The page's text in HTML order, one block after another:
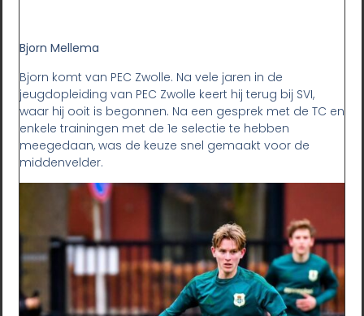
Bjorn Mellema
Bjorn komt van PEC Zwolle. Na vele jaren in de
jeugdopleiding van PEC Zwolle keert hij terug bij SVI,
waar hij ooit is begonnen. Na een gesprek met de TC en
enkele trainingen met de 1e selectie te hebben
meegedaan, was de keuze snel gemaakt voor de
middenvelder.